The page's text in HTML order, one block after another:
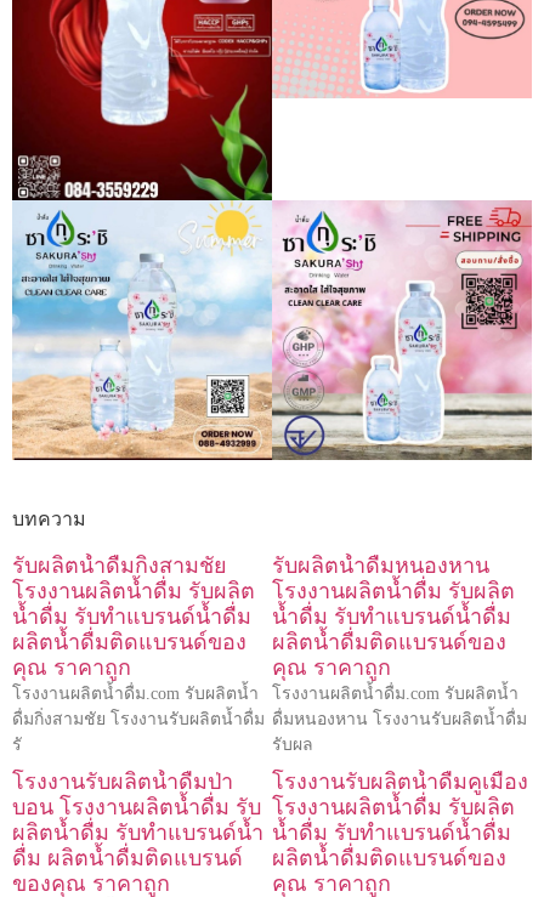
บทความ
รับผลิตน้ำดื่มกิ่งสามชัย
โรงงานผลิตน้ำดื่ม รับผลิต
น้ำดื่ม รับทำแบรนด์น้ำดื่ม
ผลิตน้ำดื่มติดแบรนด์ของ
คุณ ราคาถูก
โรงงานผลิตน้ำดื่ม.com รับผลิตน้ำ
ดื่มกิ่งสามชัย โรงงานรับผลิตน้ำดื่ม
รั
รับผลิตน้ำดื่มหนองหาน
โรงงานผลิตน้ำดื่ม รับผลิต
น้ำดื่ม รับทำแบรนด์น้ำดื่ม
ผลิตน้ำดื่มติดแบรนด์ของ
คุณ ราคาถูก
โรงงานผลิตน้ำดื่ม.com รับผลิตน้ำ
ดื่มหนองหาน โรงงานรับผลิตน้ำดื่ม
รับผล
โรงงานรับผลิตน้ำดื่มป่า
บอน โรงงานผลิตน้ำดื่ม รับ
ผลิตน้ำดื่ม รับทำแบรนด์น้ำ
ดื่ม ผลิตน้ำดื่มติดแบรนด์
ของคุณ ราคาถูก
โรงงานรับผลิตน้ำดื่มคูเมือง
โรงงานผลิตน้ำดื่ม รับผลิต
น้ำดื่ม รับทำแบรนด์น้ำดื่ม
ผลิตน้ำดื่มติดแบรนด์ของ
คุณ ราคาถูก